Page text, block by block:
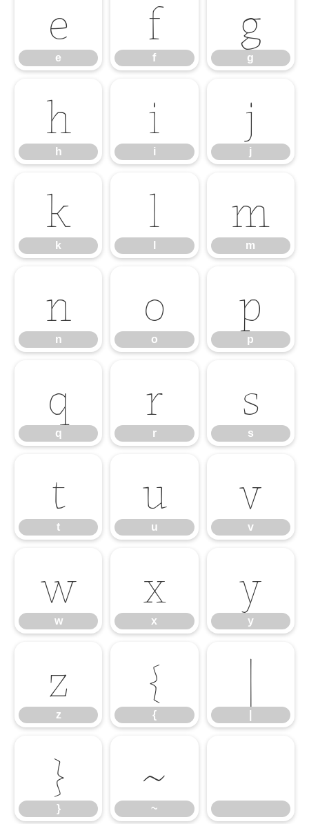
e
e
f
f
g
g
h
h
i
i
j
j
k
k
l m
m
n
n
o
o
p
p
q
q
r
r
s
s
t
t
u
u
v
v
w
w
x
x
y
y
z
z
{
{
|
}
}
~
~